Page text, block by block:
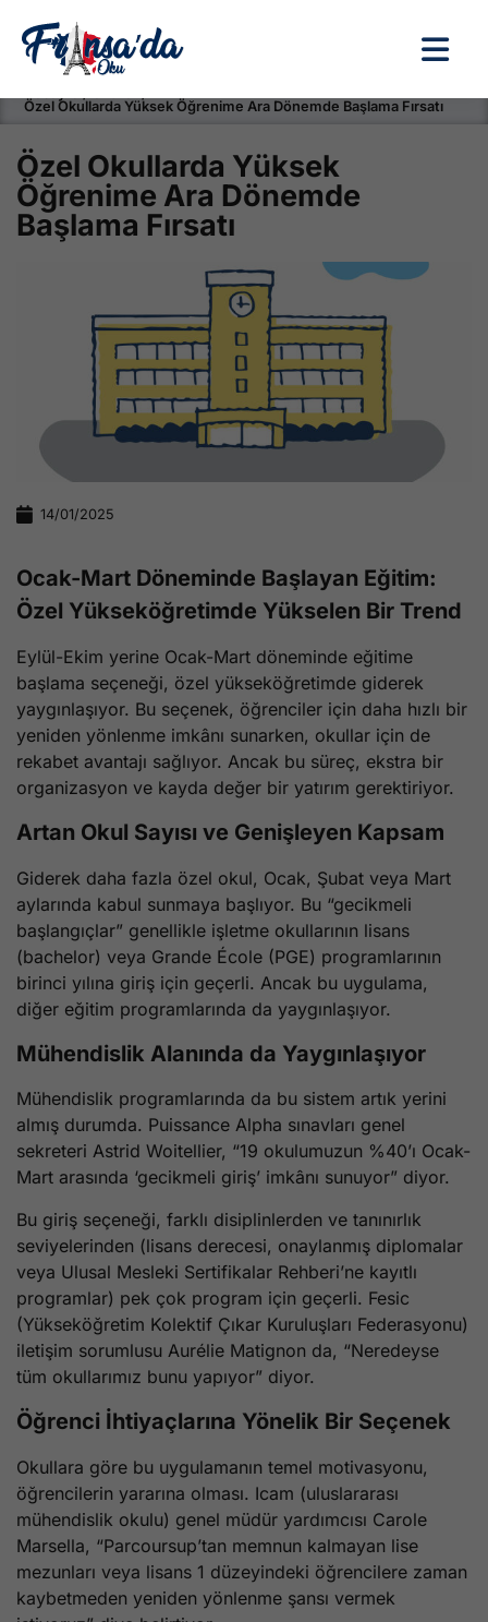
Özel Okullarda Yüksek Öğrenime Ara Dönemde Başlama Fırsatı
Özel Okullarda Yüksek
Öğrenime Ara Dönemde
Başlama Fırsatı
14/01/2025
Ocak-Mart Döneminde Başlayan Eğitim:
Özel Yükseköğretimde Yükselen Bir Trend
Eylül-Ekim yerine Ocak-Mart döneminde eğitime
başlama seçeneği, özel yükseköğretimde giderek
yaygınlaşıyor. Bu seçenek, öğrenciler için daha hızlı bir
yeniden yönlenme imkânı sunarken, okullar için de
rekabet avantajı sağlıyor. Ancak bu süreç, ekstra bir
organizasyon ve kayda değer bir yatırım gerektiriyor.
Artan Okul Sayısı ve Genişleyen Kapsam
Giderek daha fazla özel okul, Ocak, Şubat veya Mart
aylarında kabul sunmaya başlıyor. Bu “gecikmeli
başlangıçlar” genellikle işletme okullarının lisans
(bachelor) veya Grande École (PGE) programlarının
birinci yılına giriş için geçerli. Ancak bu uygulama,
diğer eğitim programlarında da yaygınlaşıyor.
Mühendislik Alanında da Yaygınlaşıyor
Mühendislik programlarında da bu sistem artık yerini
almış durumda. Puissance Alpha sınavları genel
sekreteri Astrid Woitellier, “19 okulumuzun %40’ı Ocak-
Mart arasında ‘gecikmeli giriş’ imkânı sunuyor” diyor.
Bu giriş seçeneği, farklı disiplinlerden ve tanınırlık
seviyelerinden (lisans derecesi, onaylanmış diplomalar
veya Ulusal Mesleki Sertifikalar Rehberi’ne kayıtlı
programlar) pek çok program için geçerli. Fesic
(Yükseköğretim Kolektif Çıkar Kuruluşları Federasyonu)
iletişim sorumlusu Aurélie Matignon da, “Neredeyse
tüm okullarımız bunu yapıyor” diyor.
Öğrenci İhtiyaçlarına Yönelik Bir Seçenek
Okullara göre bu uygulamanın temel motivasyonu,
öğrencilerin yararına olması. Icam (uluslararası
mühendislik okulu) genel müdür yardımcısı Carole
Marsella, “Parcoursup’tan memnun kalmayan lise
mezunları veya lisans 1 düzeyindeki öğrencilere zaman
kaybetmeden yeniden yönlenme şansı vermek